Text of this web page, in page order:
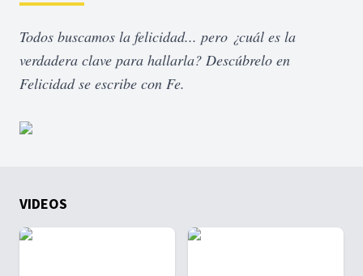
Todos buscamos la felicidad... pero ¿cuál es la
verdadera clave para hallarla? Descúbrelo en
Felicidad se escribe con Fe.
VIDEOS